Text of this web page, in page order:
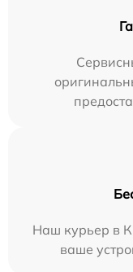
Наш курьер в
ваше